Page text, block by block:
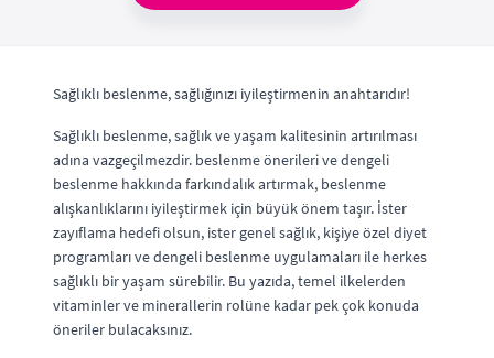
Sağlıklı beslenme, sağlığınızı iyileştirmenin anahtarıdır!
Sağlıklı beslenme, sağlık ve yaşam kalitesinin artırılması
adına vazgeçilmezdir. beslenme önerileri ve dengeli
beslenme hakkında farkındalık artırmak, beslenme
alışkanlıklarını iyileştirmek için büyük önem taşır. İster
zayıflama hedefi olsun, ister genel sağlık, kişiye özel diyet
programları ve dengeli beslenme uygulamaları ile herkes
sağlıklı bir yaşam sürebilir. Bu yazıda, temel ilkelerden
vitaminler ve minerallerin rolüne kadar pek çok konuda
öneriler bulacaksınız.